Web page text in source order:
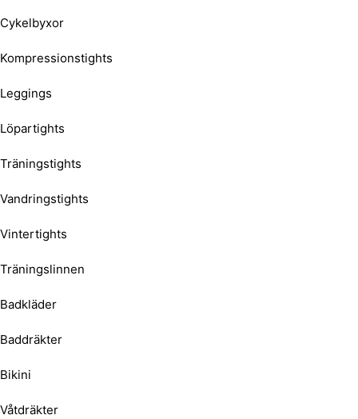
Cykelbyxor
Kompressionstights
Leggings
Löpartights
Träningstights
Vandringstights
Vintertights
Träningslinnen
Badkläder
Baddräkter
Bikini
Våtdräkter